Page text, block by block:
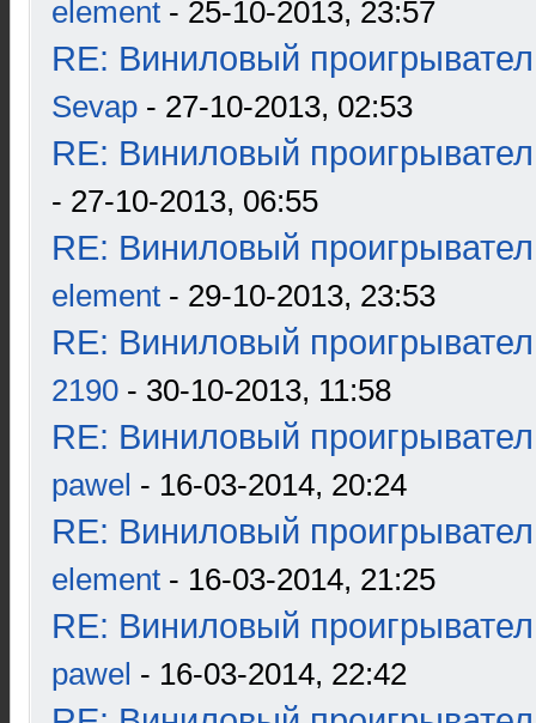
element - 25-10-2013, 23:57
RE: Виниловый
Sevap - 27-10-2013, 02:53
RE: Виниловый
- 27-10-2013, 06:55
RE: Виниловый
element - 29-10-2013, 23:53
RE: Виниловый
2190 - 30-10-2013, 11:58
RE: Виниловый
pawel - 16-03-2014, 20:24
RE: Виниловый
element - 16-03-2014, 21:25
RE: Виниловый
pawel - 16-03-2014, 22:42